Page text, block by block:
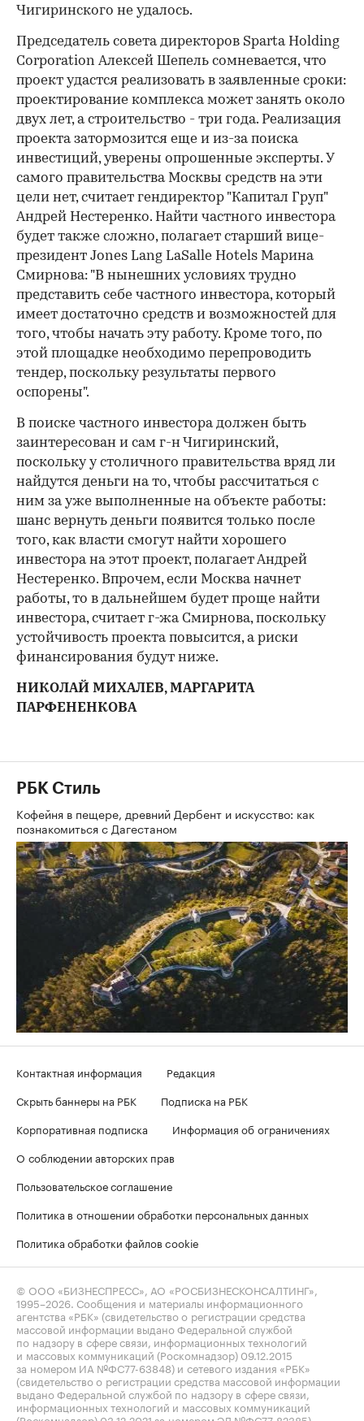
Чигиринского не удалось.
Председатель совета директоров Sparta Holding
Corporation Алексей Шепель сомневается, что
проект удастся реализовать в заявленные сроки:
проектирование комплекса может занять около
двух лет, а строительство - три года. Реализация
проекта затормозится еще и из-за поиска
инвестиций, уверены опрошенные эксперты. У
самого правительства Москвы средств на эти
цели нет, считает гендиректор "Капитал Груп"
Андрей Нестеренко. Найти частного инвестора
будет также сложно, полагает старший вице-
президент Jones Lang LaSalle Hotels Марина
Смирнова: "В нынешних условиях трудно
представить себе частного инвестора, который
имеет достаточно средств и возможностей для
того, чтобы начать эту работу. Кроме того, по
этой площадке необходимо перепроводить
тендер, поскольку результаты первого
оспорены".
В поиске частного инвестора должен быть
заинтересован и сам г-н Чигиринский,
поскольку у столичного правительства вряд ли
найдутся деньги на то, чтобы рассчитаться с
ним за уже выполненные на объекте работы:
шанс вернуть деньги появится только после
того, как власти смогут найти хорошего
инвестора на этот проект, полагает Андрей
Нестеренко. Впрочем, если Москва начнет
работы, то в дальнейшем будет проще найти
инвестора, считает г-жа Смирнова, поскольку
устойчивость проекта повысится, а риски
финансирования будут ниже.
НИКОЛАЙ МИХАЛЕВ, МАРГАРИТА
ПАРФЕНЕНКОВА
РБК Стиль
Кофейня в пещере, древний Дербент и искусство: как
познакомиться с Дагестаном
Контактная информация
Редакция
Скрыть баннеры на РБК
Подписка на РБК
Корпоративная подписка
Информация об ограничениях
О соблюдении авторских прав
Пользовательское соглашение
Политика в отношении обработки персональных данных
Политика обработки файлов cookie
© ООО «БИЗНЕСПРЕСС», АО «РОСБИЗНЕСКОНСАЛТИНГ»,
1995–2026. Сообщения и материалы информационного
агентства «РБК» (свидетельство о регистрации средства
массовой информации выдано Федеральной службой
по надзору в сфере связи, информационных технологий
и массовых коммуникаций (Роскомнадзор) 09.12.2015
за номером ИА №ФС77-63848) и сетевого издания «РБК»
(свидетельство о регистрации средства массовой информации
выдано Федеральной службой по надзору в сфере связи,
информационных технологий и массовых коммуникаций